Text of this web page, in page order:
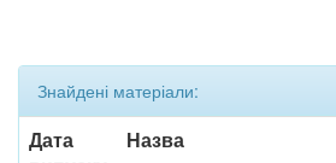
Знайдені матеріали:
Дата
Назва